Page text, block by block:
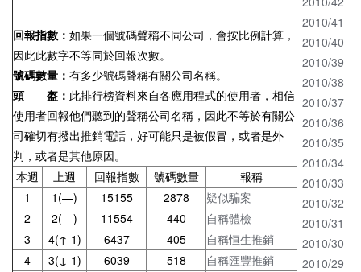
回報指數： 如果一個號碼聲稱不同公司，會按比例計算，
因此此數字不等同於回報次數。
號碼數量： 有多少號碼聲稱有關公司名稱。
頭 盔： 此排行榜資料來自各應用程式的使用者，相信
使用者回報他們聽到的聲稱公司名稱，因此不等於有關公
司確切有撥出推銷電話，好可能只是被假冒，或者是外
判，或者是其他原因。
本週
上週 回報指數 號碼數量
報稱
1
1(—) 15155 2878
疑似騙案
2
2(—) 11554 440
自稱體檢
3
4(↑ 1) 6437 405
自稱恒生推銷
4
3(↓ 1) 6039 518
自稱匯豐推銷
2010/41
2010/40
2010/39
2010/38
2010/37
2010/36
2010/35
2010/34
2010/33
2010/32
2010/31
2010/30
2010/29